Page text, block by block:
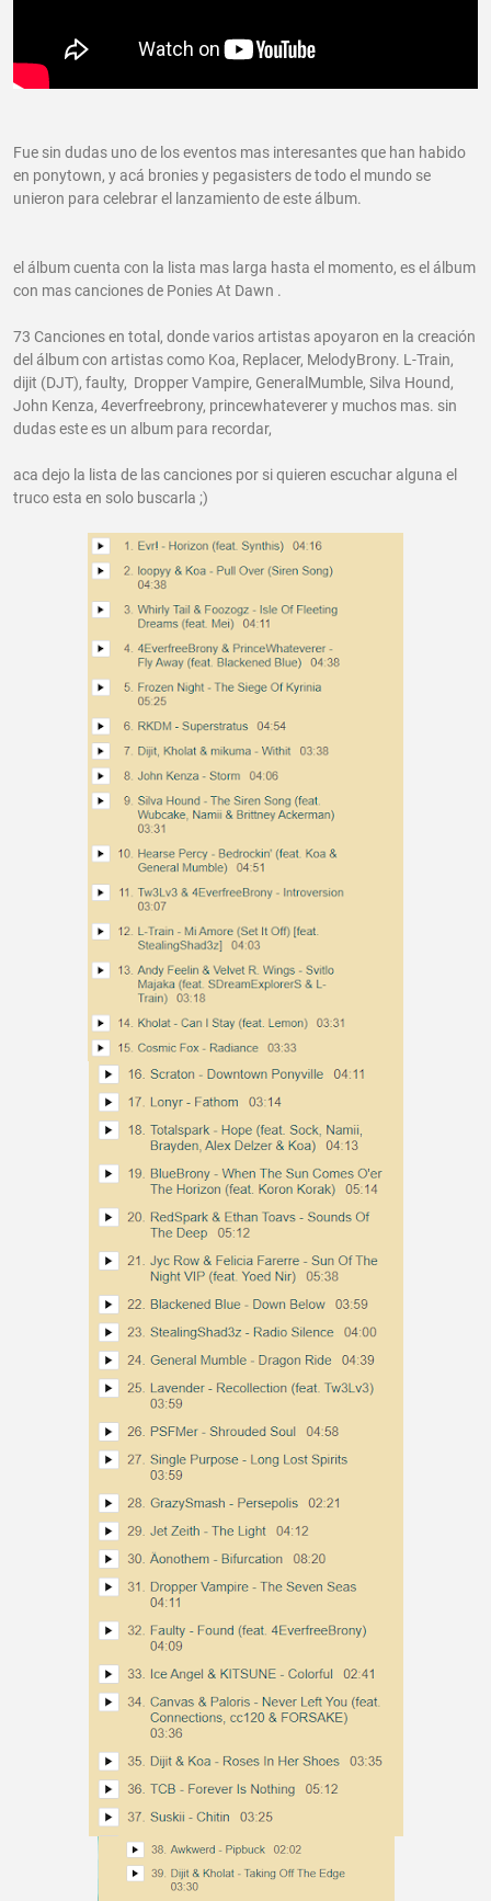
Fue sin dudas uno de los eventos mas interesantes que han habido
en ponytown, y acá bronies y pegasisters de todo el mundo se
unieron para celebrar el lanzamiento de este álbum.
el álbum cuenta con la lista mas larga hasta el momento, es el álbum
con mas canciones de Ponies At Dawn .
73 Canciones en total, donde varios artistas apoyaron en la creación
del álbum con artistas como Koa, Replacer, MelodyBrony. L-Train,
dijit (DJT), faulty, Dropper Vampire, GeneralMumble, Silva Hound,
John Kenza, 4everfreebrony, princewhateverer y muchos mas. sin
dudas este es un album para recordar,
aca dejo la lista de las canciones por si quieren escuchar alguna el
truco esta en solo buscarla ;)